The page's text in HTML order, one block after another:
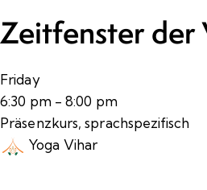
Zeitfenster der
Friday
6:30 pm-8:00 pm
Präsenzkurs, sprachspezifisch
Yoga Vihar